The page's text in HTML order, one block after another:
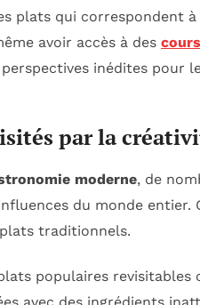
plats qui correspondent
avoir accès à des
inédites pour
par la
moderne, de
du monde
traditionnels.
populaires revisitables